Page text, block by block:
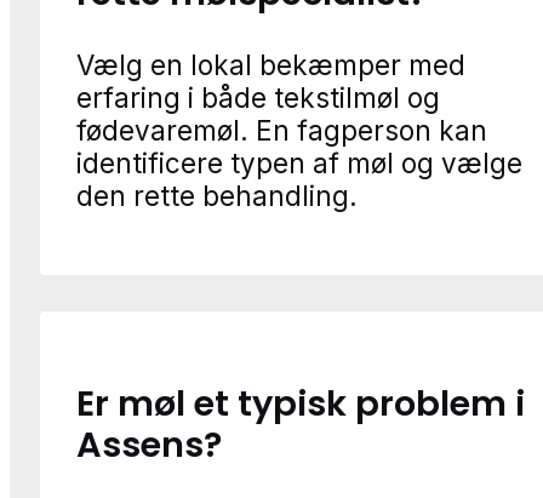
Vælg en lokal bekæmper med
erfaring i både tekstilmøl og
fødevaremøl. En fagperson kan
identificere typen af møl og vælge
den rette behandling.
Er møl et typisk problem i
Assens?